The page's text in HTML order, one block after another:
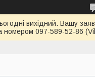
вихідний. Вашу
номером 097-589-52-86